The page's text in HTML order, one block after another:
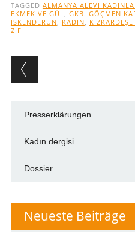
TAGGED ALMANYA ALEVI
EKMEK VE GÜL, GKB. GÖÇMEN
ISKENDERUN, KADIN,
ZIF
Post
Presserklärungen
Kadın dergisi
Dossier
Neueste Beiträge